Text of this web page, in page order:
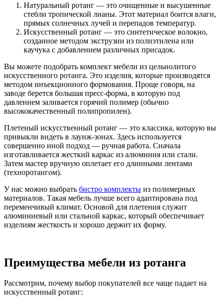
Натуральный ротанг — это очищенные и высушенные
стебли тропической лианы. Этот материал боится влаги,
прямых солнечных лучей и перепадов температур.
Искусственный ротанг — это синтетическое волокно,
созданное методом экструзии из полиэтилена или
каучука с добавлением различных присадок.
Вы можете подобрать комплект мебели из цельнолитого
искусственного ротанга. Это изделия, которые производятся
методом инъекционного формования. Проще говоря, на
заводе берется большая пресс-форма, в которую под
давлением заливается горячий полимер (обычно
высококачественный полипропилен).
Плетеный искусственный ротанг — это классика, которую вы
привыкли видеть в лаунж-зонах. Здесь используется
совершенно иной подход — ручная работа. Сначала
изготавливается жесткий каркас из алюминия или стали.
Затем мастер вручную оплетает его длинными лентами
(техноротангом).
У нас можно выбрать бистро комплекты из полимерных
материалов. Такая мебель лучше всего адаптирована под
переменчивый климат. Основой для плетения служит
алюминиевый или стальной каркас, который обеспечивает
изделиям жесткость и хорошо держит их форму.
Преимущества мебели из ротанга
Рассмотрим, почему выбор покупателей все чаще падает на
искусственный ротанг: